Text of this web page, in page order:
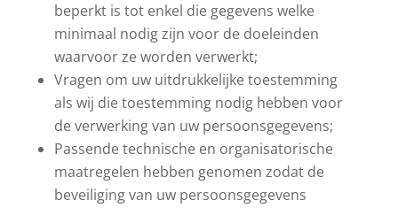
beperkt is tot enkel die gegevens welke
minimaal nodig zijn voor de doeleinden
waarvoor ze worden verwerkt;
Vragen om uw uitdrukkelijke toestemming
als wij die toestemming nodig hebben voor
de verwerking van uw persoonsgegevens;
Passende technische en organisatorische
maatregelen hebben genomen zodat de
beveiliging van uw persoonsgegevens